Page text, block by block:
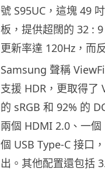
號 S95UC，這塊 49
板，提供超闊的 32 :
更新率達 120Hz，而
Samsung 聲稱
支援 HDR，更取得了
的 sRGB 和 92% 的
兩個 HDMI 2.0、一
個 USB Type-C 接口
出。其他配置還包括